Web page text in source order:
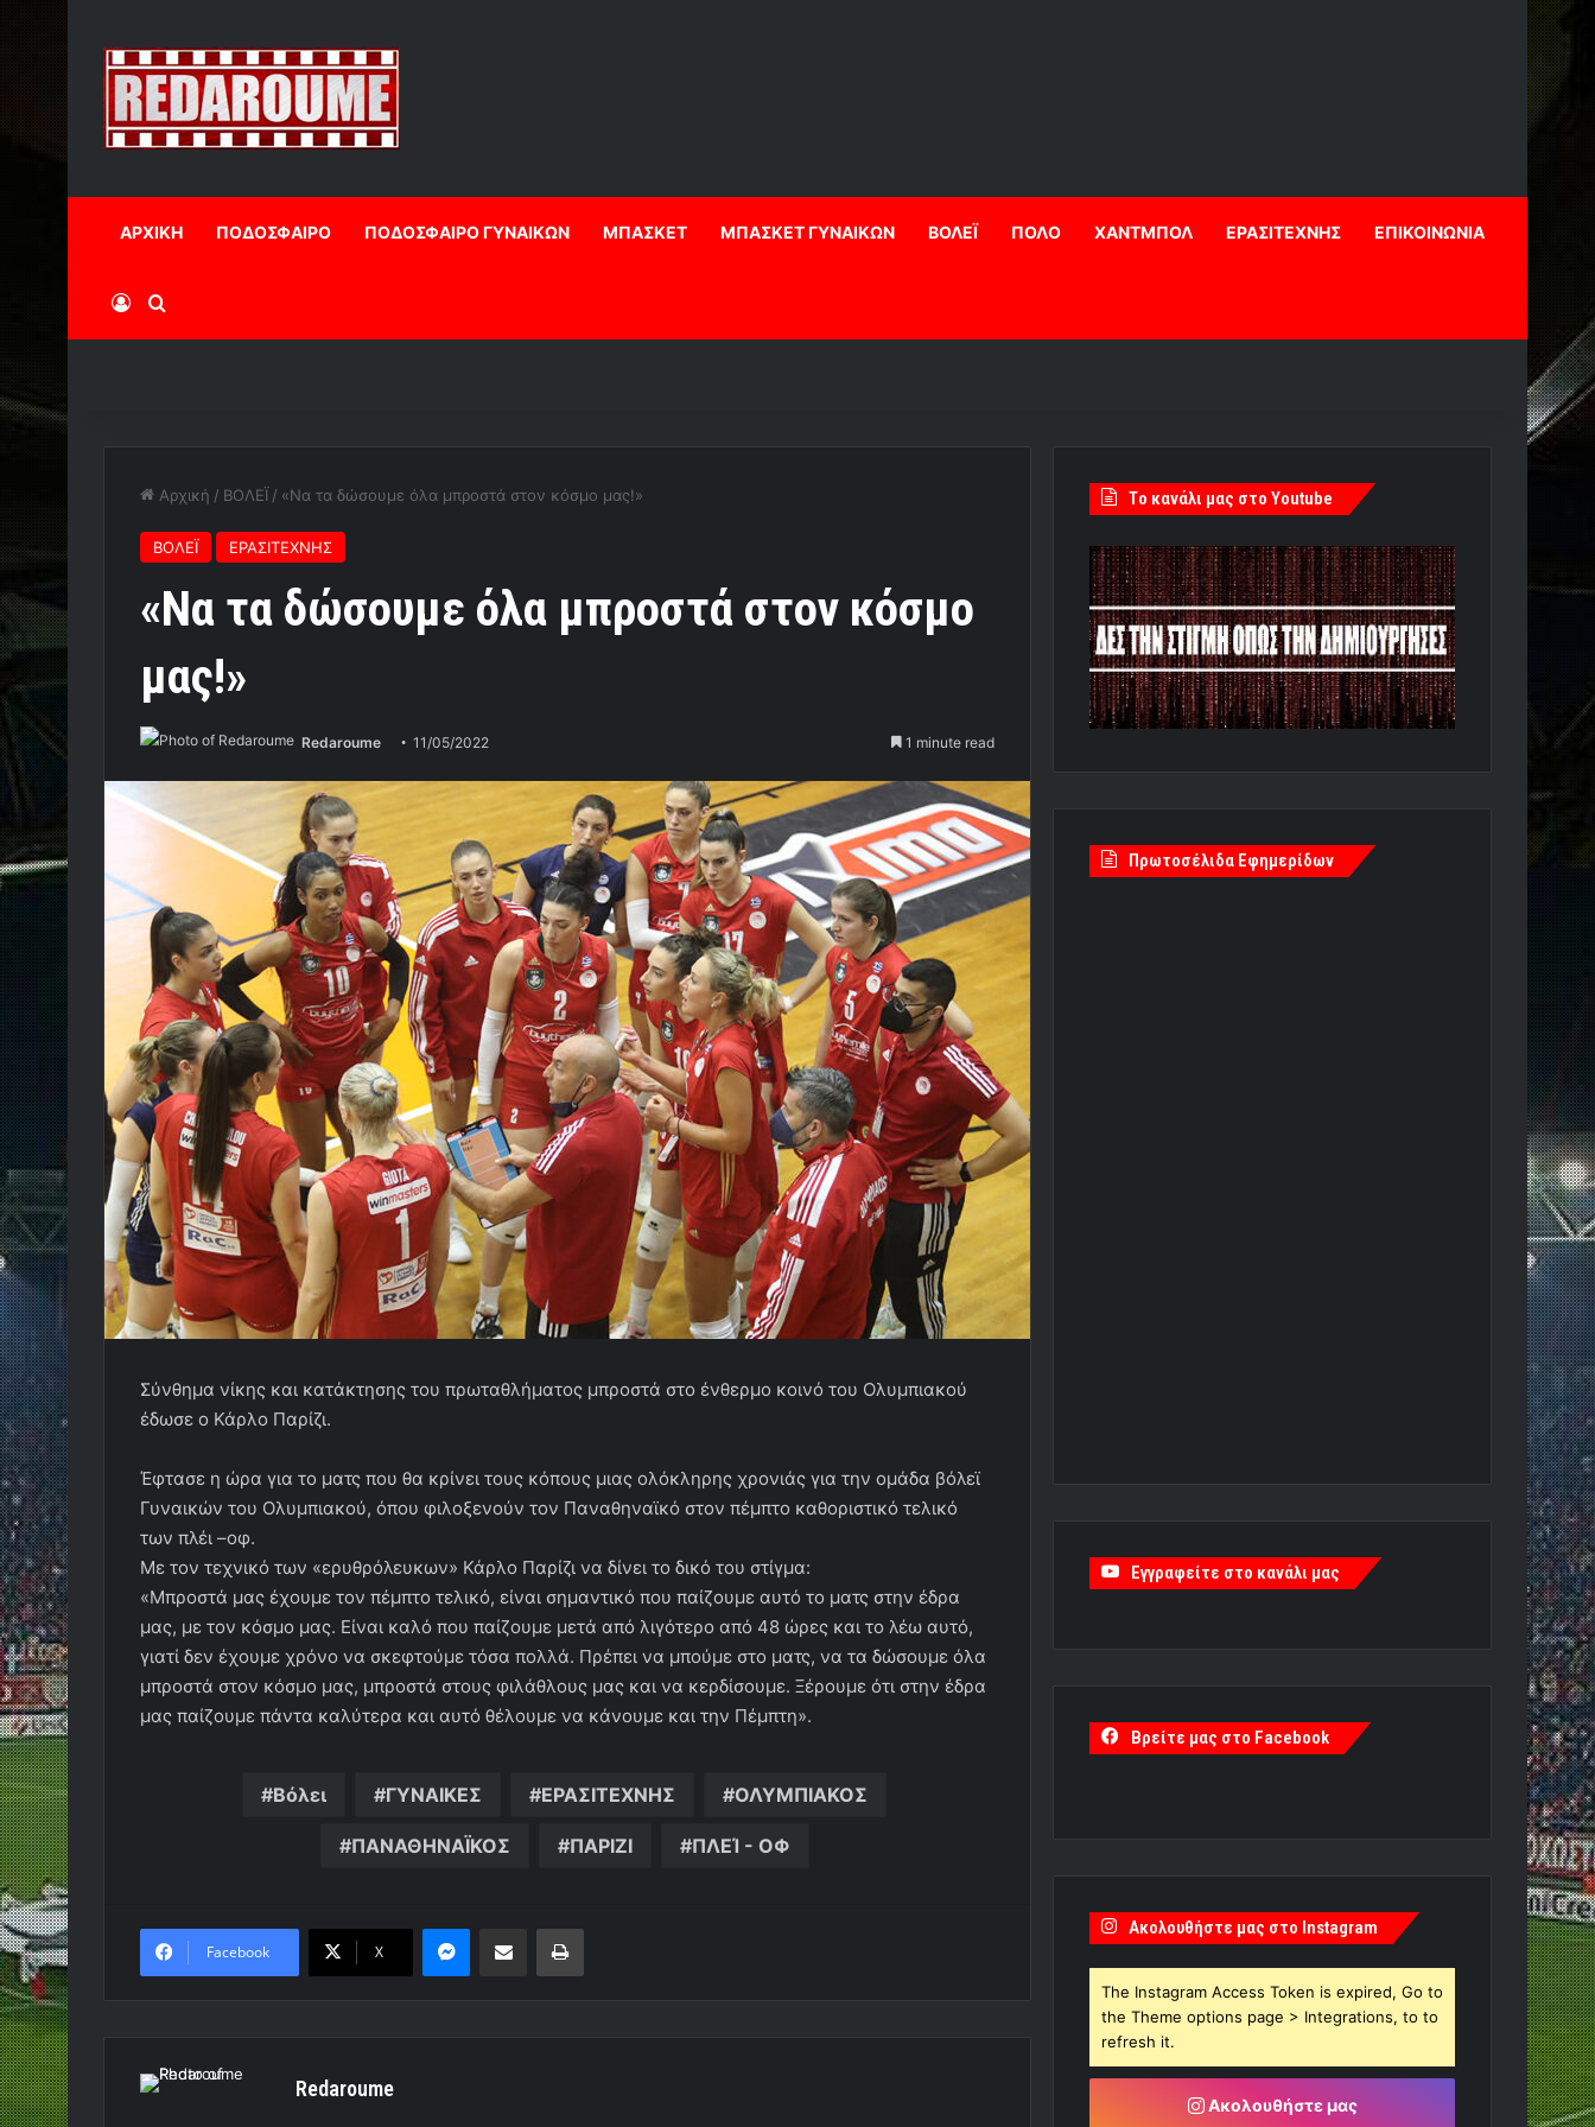
ΑΡΧΙΚΗ ΠΟΔΟΣΦΑΙΡΟ ΠΟΔΟΣΦΑΙΡΟ ΓΥΝΑΙΚΩΝ ΜΠΑΣΚΕΤ ΜΠΑΣΚΕΤ ΓΥΝΑΙΚΩΝ ΒΟΛΕΪ ΠΟΛΟ ΧΑΝΤΜΠΟΛ ΕΡΑΣΙΤΕΧΝΗΣ ΕΠΙΚΟΙΝΩΝΙΑ
Log InΑναζήτηση
Αρχική / ΒΟΛΕΪ / «Να τα δώσουμε όλα μπροστά στον κόσμο μας!»
ΒΟΛΕΪ ΕΡΑΣΙΤΕΧΝΗΣ
«Να τα δώσουμε όλα μπροστά στον κόσμο
μας!»
Redaroume 11/05/2022 1 minute read
Σύνθημα νίκης και κατάκτησης του πρωταθλήματος μπροστά στο ένθερμο κοινό του Ολυμπιακού
έδωσε ο Κάρλο Παρίζι.
Έφτασε η ώρα για το ματς που θα κρίνει τους κόπους μιας ολόκληρης χρονιάς για την ομάδα βόλεϊ
Γυναικών του Ολυμπιακού, όπου φιλοξενούν τον Παναθηναϊκό στον πέμπτο καθοριστικό τελικό
των πλέι –οφ.
Με τον τεχνικό των «ερυθρόλευκων» Κάρλο Παρίζι να δίνει το δικό του στίγμα:
«Μπροστά μας έχουμε τον πέμπτο τελικό, είναι σημαντικό που παίζουμε αυτό το ματς στην έδρα
μας, με τον κόσμο μας. Είναι καλό που παίζουμε μετά από λιγότερο από 48 ώρες και το λέω αυτό,
γιατί δεν έχουμε χρόνο να σκεφτούμε τόσα πολλά. Πρέπει να μπούμε στο ματς, να τα δώσουμε όλα
μπροστά στον κόσμο μας, μπροστά στους φιλάθλους μας και να κερδίσουμε. Ξέρουμε ότι στην έδρα
μας παίζουμε πάντα καλύτερα και αυτό θέλουμε να κάνουμε και την Πέμπτη».
Βόλει ΓΥΝΑΙΚΕΣ ΕΡΑΣΙΤΕΧΝΗΣ ΟΛΥΜΠΙΑΚΟΣ
ΠΑΝΑΘΗΝΑΪΚΟΣ ΠΑΡΙΖΙ ΠΛΕΊ - ΟΦ
Facebook X
MessengerΚοινοποίηση μέσω ηλεκτρονικού ταχυδρομείουΕκτύπωση
Redaroume
Tο κανάλι μας στο Youtube
Πρωτοσέλιδα Εφημερίδων
Εγγραφείτε στο κανάλι μας
Βρείτε μας στο Facebook
Ακολουθήστε μας στο Instagram
The Instagram Access Token is expired, Go to
the Theme options page > Integrations, to to
refresh it.
Ακολουθήστε μας